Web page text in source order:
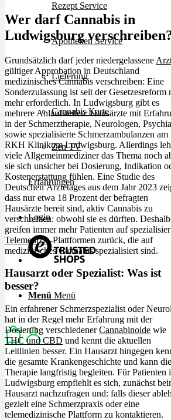
Rezept Service
Apotheken Service
Lieferung
Cannabis Karte
Zen TV
Erfahrungen
Login
Menü Menü
Wer darf Cannabis in
Ludwigsburg
Grundsätzlich darf jeder niedergelassene
gültiger Approbation in Deutschland
medizinisches Cannabis verschreiben: Eine
Sonderzulassung ist seit der Gesetzesreform
mehr erforderlich. In Ludwigsburg gibt es
mehrere Anlaufstellen: Hausärzte mit
in der Schmerztherapie, Neurologen,
sowie spezialisierte Schmerzambulanzen am
RKH Klinikum Ludwigsburg. Allerdings
viele Allgemeinmediziner das Thema noch
sie sich unsicher bei Dosierung, Indikation
Kostenerstattung fühlen. Eine Studie des
Deutschen Ärztetages aus dem Jahr 2023
dass nur etwa 18 Prozent der befragten
Hausärzte bereit sind, aktiv Cannabis zu
verschreiben: obwohl sie es dürften. Deshalb
greifen immer mehr Patienten auf
Telemedizin-Plattformen zurück, die auf
medizinisches Cannabis spezialisiert sind.
Hausarzt oder Spezialist: Was ist
besser?
Ein erfahrener Schmerzspezialist oder
hat in der Regel mehr Erfahrung mit der
Dosierung verschiedenerCannabinoide wie
THC und CBD und kennt die aktuellen
Leitlinien besser. Ein Hausarzt hingegen
die gesamte Krankengeschichte und kann die
Therapie langfristig begleiten. Für Patienten
Ludwigsburg empfiehlt es sich, zunächst
Hausarzt nachzufragen und: falls dieser
gezielt eine Schmerzpraxis oder eine
telemedizinische Plattform zu kontaktieren.